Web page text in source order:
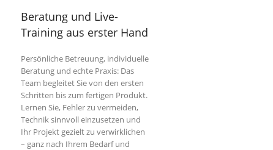
Beratung und Live-
Training aus erster Hand
Persönliche Betreuung, individuelle
Beratung und echte Praxis: Das
Team begleitet Sie von den ersten
Schritten bis zum fertigen Produkt.
Lernen Sie, Fehler zu vermeiden,
Technik sinnvoll einzusetzen und
Ihr Projekt gezielt zu verwirklichen
– ganz nach Ihrem Bedarf und